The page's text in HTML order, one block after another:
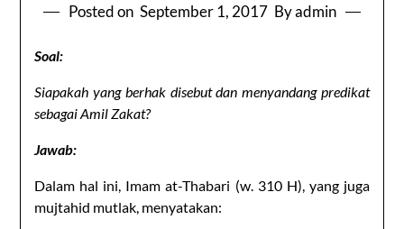
Posted on September 1, 2017 By admin
Soal:
Siapakah yang berhak disebut dan menyandang predikat
sebagai Amil Zakat?
Jawab:
Dalam hal ini, Imam at-Thabari (w. 310 H), yang juga
mujtahid mutlak, menyatakan: